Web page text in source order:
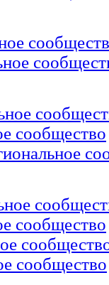
сообщество
сообщество
сообщество